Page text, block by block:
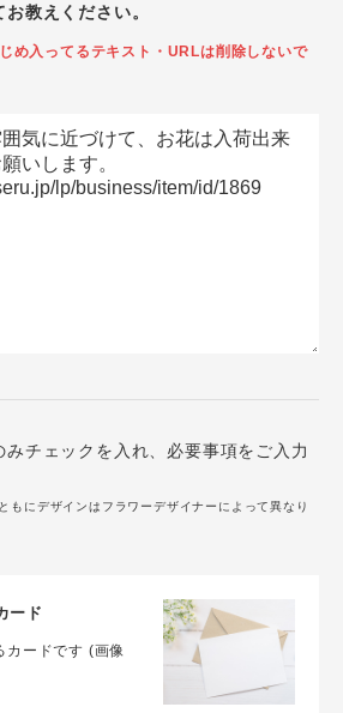
教えください。
め入ってるテキスト・URLは削除しないで
みチェックを入れ、必要事項をご入力
もにデザインはフラワーデザイナーによって異なり
ード
カードです (画像